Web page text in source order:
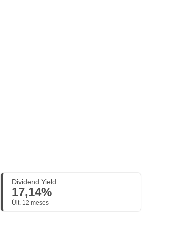
Dividend Yield
17,14%
Últ. 12 meses